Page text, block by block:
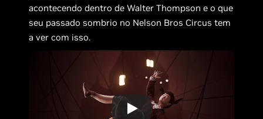
acontecendo dentro de Walter Thompson e o que
seu passado sombrio no Nelson Bros Circus tem
a ver com isso.